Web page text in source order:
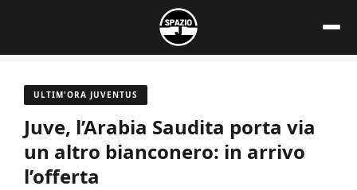
contenuto
ULTIM'ORA JUVENTUS
Juve, l’Arabia Saudita porta via
un altro bianconero: in arrivo
l’offerta